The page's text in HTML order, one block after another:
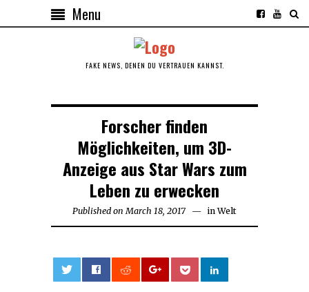
Menu
FAKE NEWS, DENEN DU VERTRAUEN KANNST.
Forscher finden
Möglichkeiten, um 3D-
Anzeige aus Star Wars zum
Leben zu erwecken
Published on March 18, 2017 Marchin Welt